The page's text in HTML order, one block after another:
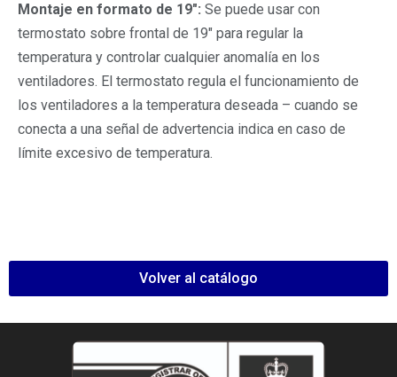
Montaje en formato de 19″: Se puede usar con
termostato sobre frontal de 19″ para regular la
temperatura y controlar cualquier anomalía en los
ventiladores. El termostato regula el funcionamiento de
los ventiladores a la temperatura deseada – cuando se
conecta a una señal de advertencia indica en caso de
límite excesivo de temperatura.
Volver al catálogo